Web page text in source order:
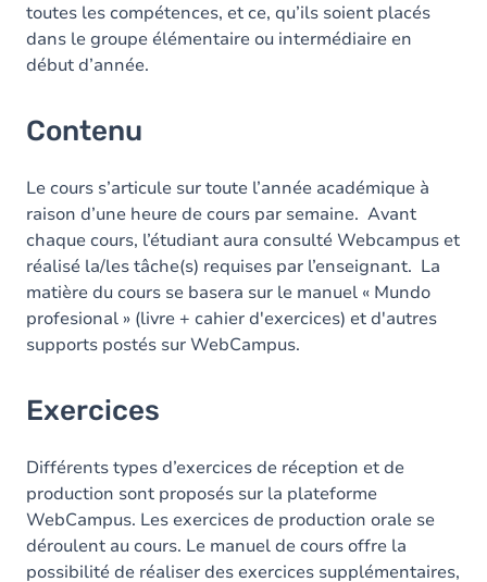
toutes les compétences, et ce, qu’ils soient placés
dans le groupe élémentaire ou intermédiaire en
début d’année.
Contenu
Le cours s’articule sur toute l’année académique à
raison d’une heure de cours par semaine. Avant
chaque cours, l’étudiant aura consulté Webcampus et
réalisé la/les tâche(s) requises par l’enseignant. La
matière du cours se basera sur le manuel « Mundo
profesional » (livre + cahier d'exercices) et d'autres
supports postés sur WebCampus.
Exercices
Différents types d’exercices de réception et de
production sont proposés sur la plateforme
WebCampus. Les exercices de production orale se
déroulent au cours. Le manuel de cours offre la
possibilité de réaliser des exercices supplémentaires,